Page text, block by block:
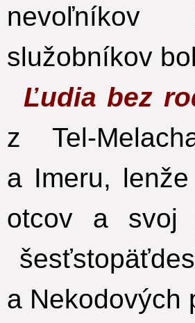
nevoľníkov
služobníkov
Ľudia bez
z Tel-
a Imeru,
otcov a svoj
a Nekodových